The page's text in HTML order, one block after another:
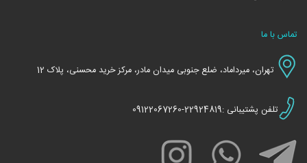
تماس با ما
تهران، میرداماد، ضلع جنوبی میدان مادر، مرکز خرید محسنی، پلاک 12
تلفن پشتیبانی :22924819-09122067260